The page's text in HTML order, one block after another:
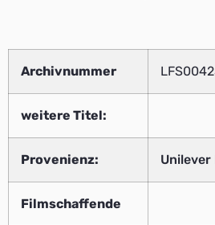
Archivnummer
weitere Titel:
Provenienz: Unilever
Filmschaffende